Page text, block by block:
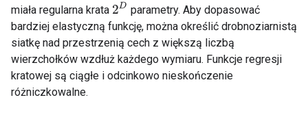
miała regularna krata 2D parametry. Aby dopasować
bardziej elastyczną funkcję, można określić drobnoziarnistą
siatkę nad przestrzenią cech z większą liczbą
wierzchołków wzdłuż każdego wymiaru. Funkcje regresji
kratowej są ciągłe i odcinkowo nieskończenie
różniczkowalne.